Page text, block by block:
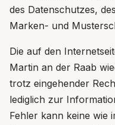
des Datenschutzes,
Marken- und
Die auf den
Martin an der Raab
trotz eingehender
lediglich zur
Fehler kann keine wie